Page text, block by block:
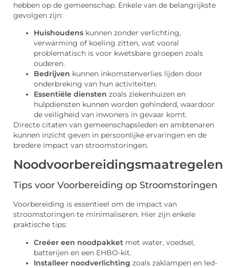
hebben op de gemeenschap. Enkele van de belangrijkste
gevolgen zijn:
Huishoudens kunnen zonder verlichting,
verwarming of koeling zitten, wat vooral
problematisch is voor kwetsbare groepen zoals
ouderen.
Bedrijven kunnen inkomstenverlies lijden door
onderbreking van hun activiteiten.
Essentiële diensten zoals ziekenhuizen en
hulpdiensten kunnen worden gehinderd, waardoor
de veiligheid van inwoners in gevaar komt.
Directe citaten van gemeenschapsleden en ambtenaren
kunnen inzicht geven in persoonlijke ervaringen en de
bredere impact van stroomstoringen.
Noodvoorbereidingsmaatregelen
Tips voor Voorbereiding op Stroomstoringen
Voorbereiding is essentieel om de impact van
stroomstoringen te minimaliseren. Hier zijn enkele
praktische tips:
Creëer een noodpakket met water, voedsel,
batterijen en een EHBO-kit.
Installeer noodverlichting zoals zaklampen en led-